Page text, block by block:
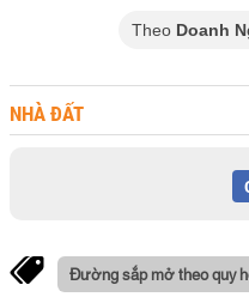
Theo Doanh
NHÀ ĐẤT
Đường sắp mở theo quy